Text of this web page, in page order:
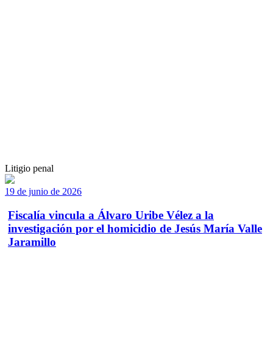
Litigio penal
19 de junio de 2026
Fiscalía vincula a Álvaro Uribe Vélez a la
investigación por el homicidio de Jesús María Valle
Jaramillo